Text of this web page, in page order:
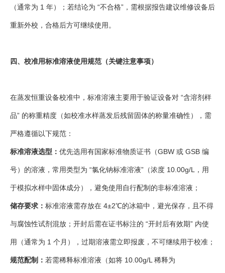
（通常为 1 年）；若结论为 “不合格”，需根据报告建议维修设备后
重新外校，合格后方可继续使用。
四、校准用标准溶液使用规范（关键注意事项）
在蒸发恒重设备校准中，标准溶液主要用于验证设备对 “含溶剂样
品” 的称重精度（如校准水样蒸发后残留固体的称量准确性），需
严格遵循以下规范：
标准溶液选型： 优先选用有国家标准物质证书（GBW 或 GSB 编
号）的溶液，常用类型为 “氯化钠标准溶液”（浓度 10.00g/L，用
于模拟水样中固体成分），避免使用自行配制的非标准溶液；
储存要求： 标准溶液需存放在 4±2℃的冰箱中，避光保存，且不得
与腐蚀性试剂混放；开封后需在证书标注的 “开封后有效期” 内使
用（通常为 1 个月），过期溶液需立即报废，不可继续用于校准；
规范配制： 若需稀释标准溶液（如将 10.00g/L 稀释为